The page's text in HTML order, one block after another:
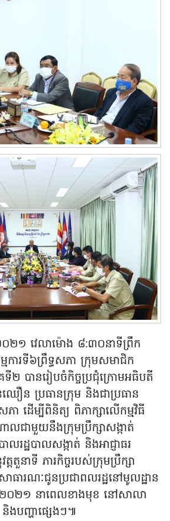
២០២១ វេលាម៉ោង ៨:៣០នាទីព្រឹក
ារទី៦ព្រឹទ្ធសភា ក្រុមសមាជិក
ទី២ បានរៀបចំកិច្ចប្រជុំក្រោមអធិបតី
ឿន ប្រធានក្រុម និងជាប្រធាន
ភា ដើម្បីពិនិត្យ ពិភាក្សាលើកម្មវិធី
ជាមួយនឹងក្រុមប្រឹក្សាសង្កាត់
រដ្ឋបាលសង្កាត់ និងអាជ្ញាធរ
តួនាទី ភារកិច្ចរបស់ក្រុមប្រឹក្សា
ាធារណៈជូនប្រជាពលរដ្ឋនៅមូលដ្ឋាន
ាំ២០២១ នាពេលខាងមុខ នៅសាលា
ងបញ្ហាផ្សេងៗ៕